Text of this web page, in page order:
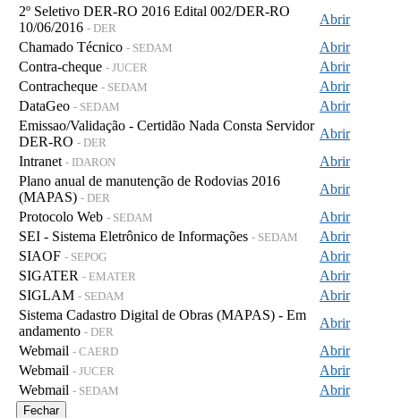
2º Seletivo DER-RO 2016 Edital 002/DER-RO
10/06/2016 - DER
Abrir
Chamado Técnico - SEDAM
Abrir
Contra-cheque - JUCER
Abrir
Contracheque - SEDAM
Abrir
DataGeo - SEDAM
Abrir
Emissao/Validação - Certidão Nada Consta Servidor
DER-RO - DER
Abrir
Intranet - IDARON
Abrir
Plano anual de manutenção de Rodovias 2016
(MAPAS) - DER
Abrir
Protocolo Web - SEDAM
Abrir
SEI - Sistema Eletrônico de Informações - SEDAM
Abrir
SIAOF - SEPOG
Abrir
SIGATER - EMATER
Abrir
SIGLAM - SEDAM
Abrir
Sistema Cadastro Digital de Obras (MAPAS) - Em
andamento - DER
Abrir
Webmail - CAERD
Abrir
Webmail - JUCER
Abrir
Webmail - SEDAM Abrir
Fechar